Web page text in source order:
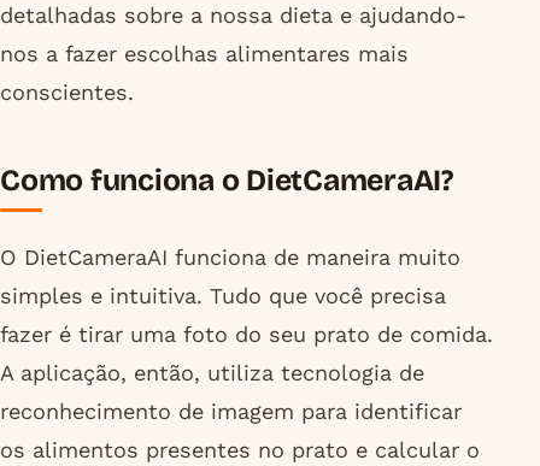
detalhadas sobre a nossa dieta e ajudando-
nos a fazer escolhas alimentares mais
conscientes.
Como funciona o DietCameraAI?
O DietCameraAI funciona de maneira muito
simples e intuitiva. Tudo que você precisa
fazer é tirar uma foto do seu prato de comida.
A aplicação, então, utiliza tecnologia de
reconhecimento de imagem para identificar
os alimentos presentes no prato e calcular o